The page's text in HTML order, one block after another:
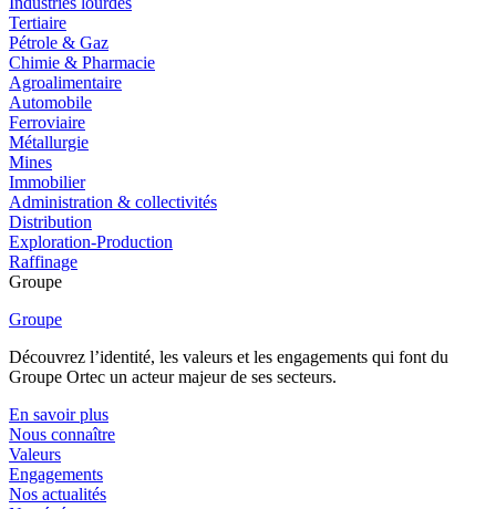
Tertiaire
Pétrole & Gaz
Chimie & Pharmacie
Agroalimentaire
Automobile
Ferroviaire
Métallurgie
Mines
Immobilier
Administration & collectivités
Distribution
Exploration-Production
Raffinage
Groupe
Groupe
Découvrez l’identité, les valeurs et les engagements qui font du
Groupe Ortec un acteur majeur de ses secteurs.
En savoir plus
Nous connaître
Valeurs
Engagements
Nos actualités